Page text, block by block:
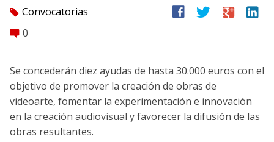
Ayuda
Entrar
Crear Cuenta
tag Convocatorias
comment 0
facebook twitter google linkedin
Se concederán diez ayudas de hasta 30.000 euros con el
objetivo de promover la creación de obras de
videoarte, fomentar la experimentación e innovación
en la creación audiovisual y favorecer la difusión de las
obras resultantes.